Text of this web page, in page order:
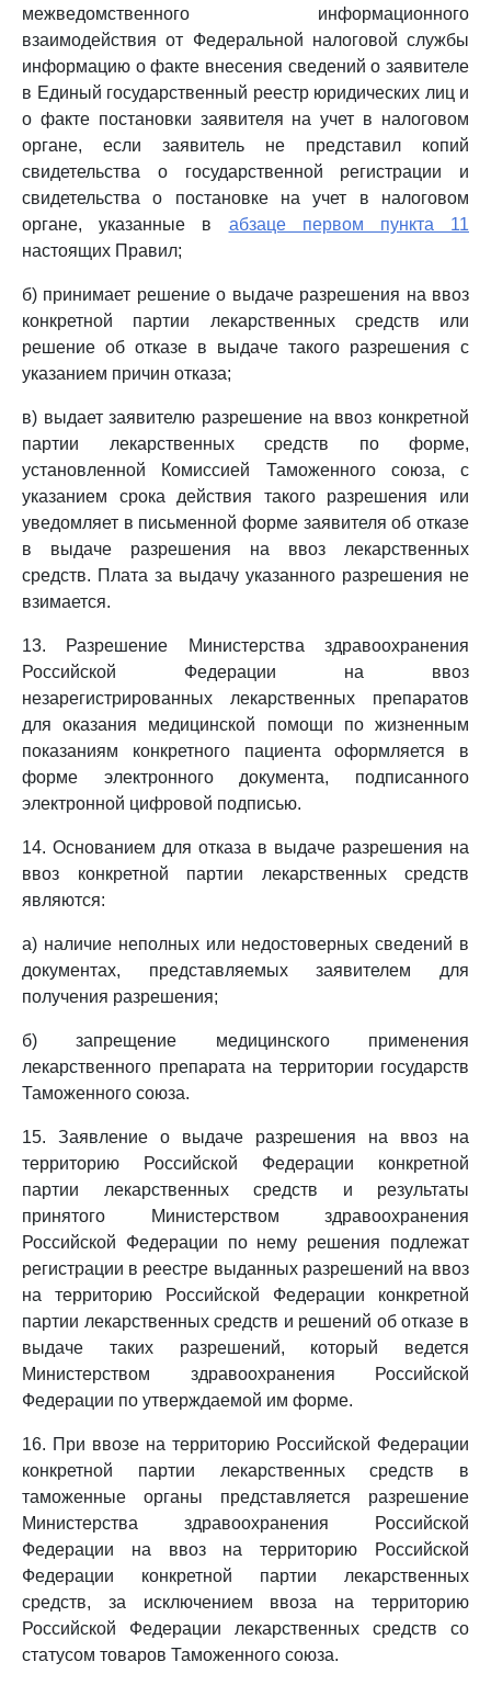
межведомственного информационного
взаимодействия от Федеральной налоговой службы
информацию о факте внесения сведений о заявителе
в Единый государственный реестр юридических лиц и
о факте постановки заявителя на учет в налоговом
органе, если заявитель не представил копий
свидетельства о государственной регистрации и
свидетельства о постановке на учет в налоговом
органе, указанные в абзаце первом пункта 11
настоящих Правил;
б) принимает решение о выдаче разрешения на ввоз
конкретной партии лекарственных средств или
решение об отказе в выдаче такого разрешения с
указанием причин отказа;
в) выдает заявителю разрешение на ввоз конкретной
партии лекарственных средств по форме,
установленной Комиссией Таможенного союза, с
указанием срока действия такого разрешения или
уведомляет в письменной форме заявителя об отказе
в выдаче разрешения на ввоз лекарственных
средств. Плата за выдачу указанного разрешения не
взимается.
13. Разрешение Министерства здравоохранения
Российской Федерации на ввоз
незарегистрированных лекарственных препаратов
для оказания медицинской помощи по жизненным
показаниям конкретного пациента оформляется в
форме электронного документа, подписанного
электронной цифровой подписью.
14. Основанием для отказа в выдаче разрешения на
ввоз конкретной партии лекарственных средств
являются:
а) наличие неполных или недостоверных сведений в
документах, представляемых заявителем для
получения разрешения;
б) запрещение медицинского применения
лекарственного препарата на территории государств
Таможенного союза.
15. Заявление о выдаче разрешения на ввоз на
территорию Российской Федерации конкретной
партии лекарственных средств и результаты
принятого Министерством здравоохранения
Российской Федерации по нему решения подлежат
регистрации в реестре выданных разрешений на ввоз
на территорию Российской Федерации конкретной
партии лекарственных средств и решений об отказе в
выдаче таких разрешений, который ведется
Министерством здравоохранения Российской
Федерации по утверждаемой им форме.
16. При ввозе на территорию Российской Федерации
конкретной партии лекарственных средств в
таможенные органы представляется разрешение
Министерства здравоохранения Российской
Федерации на ввоз на территорию Российской
Федерации конкретной партии лекарственных
средств, за исключением ввоза на территорию
Российской Федерации лекарственных средств со
статусом товаров Таможенного союза.